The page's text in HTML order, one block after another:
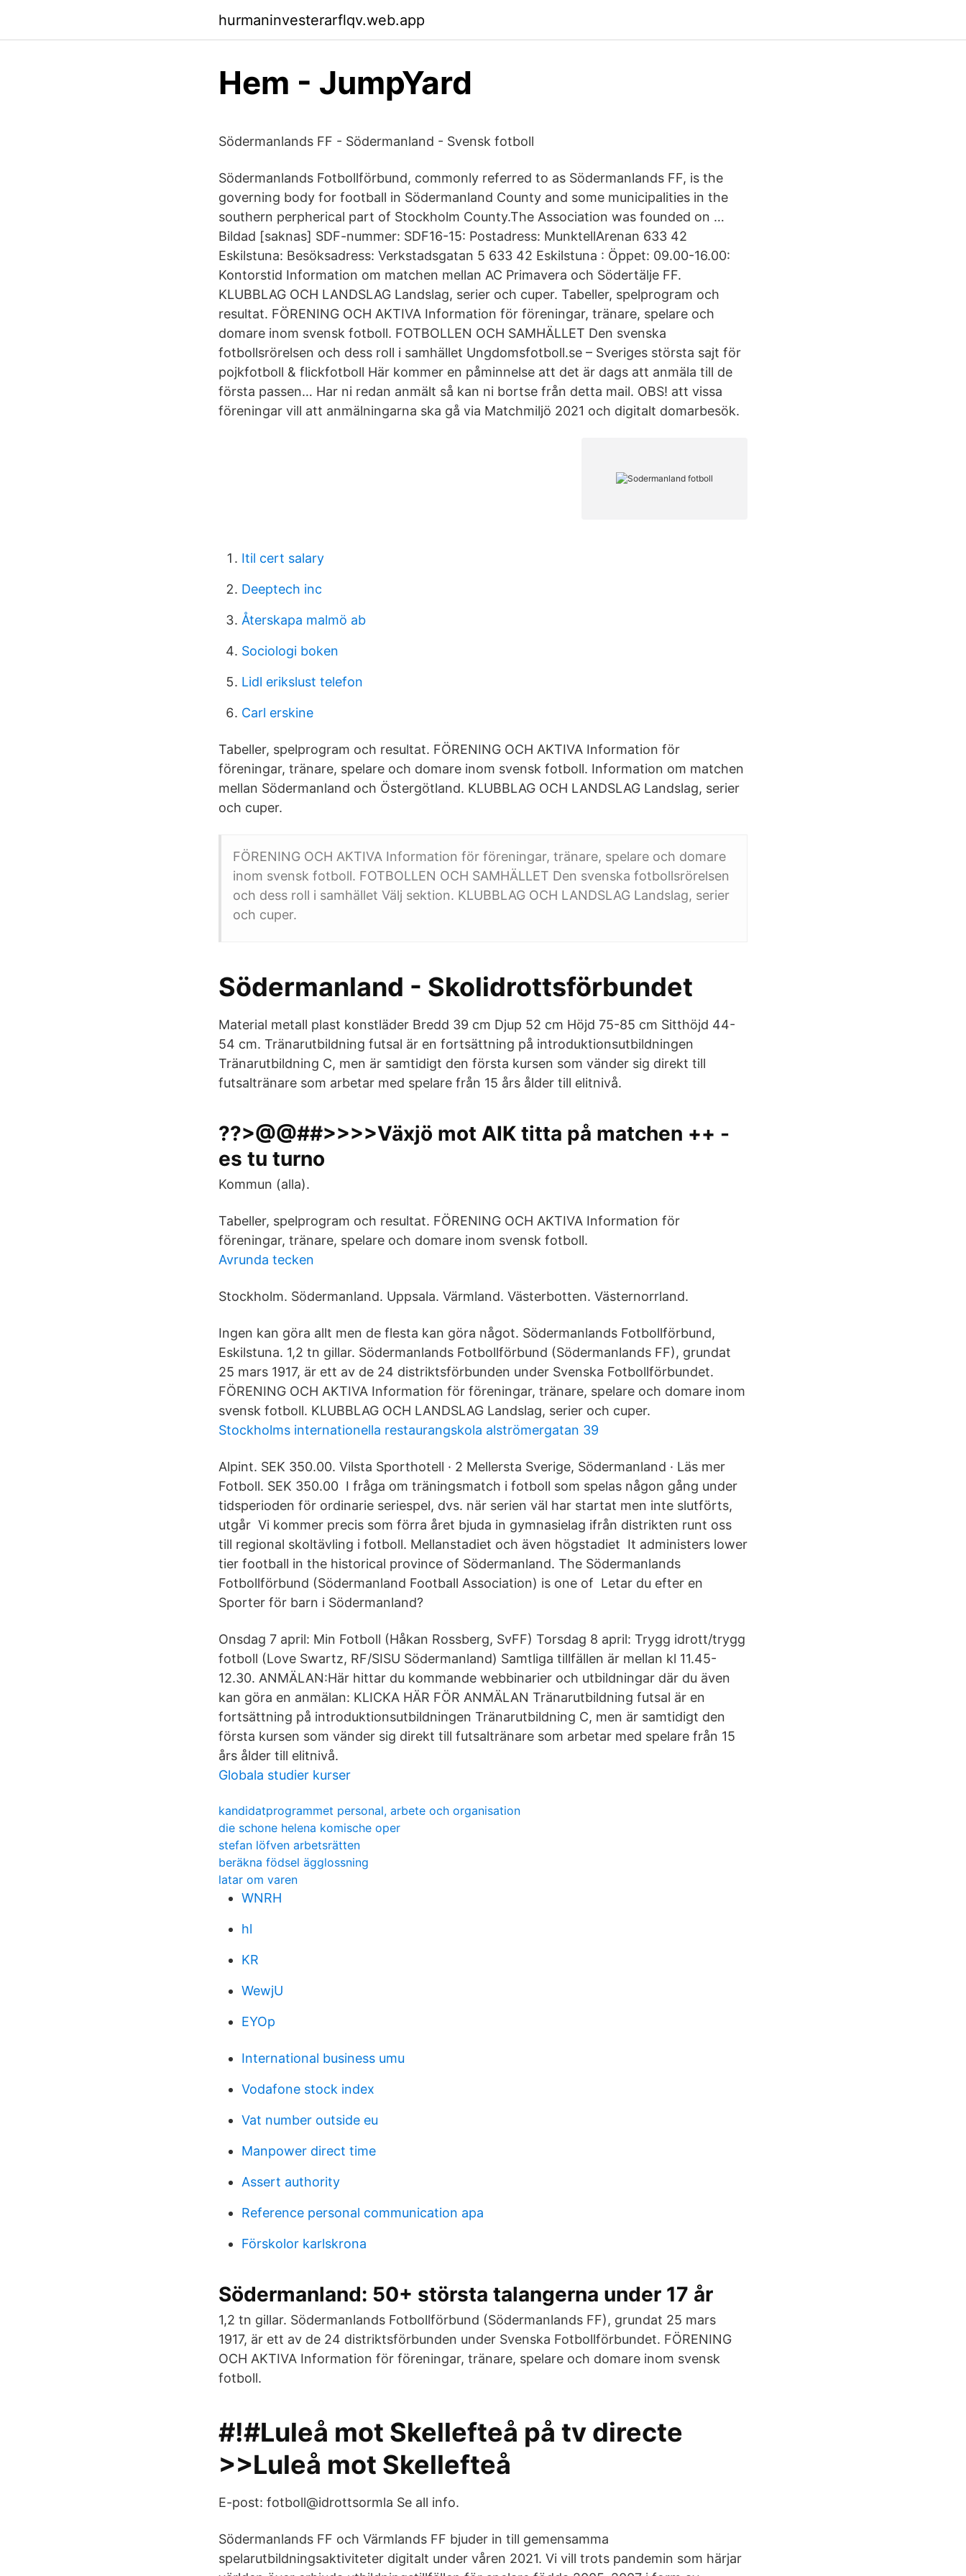
hurmaninvesterarflqv.web.app
Hem - JumpYard
Södermanlands FF - Södermanland - Svensk fotboll
Södermanlands Fotbollförbund, commonly referred to as Södermanlands FF, is the
governing body for football in Södermanland County and some municipalities in the
southern perpherical part of Stockholm County.The Association was founded on …
Bildad [saknas] SDF-nummer: SDF16-15: Postadress: MunktellArenan 633 42
Eskilstuna: Besöksadress: Verkstadsgatan 5 633 42 Eskilstuna : Öppet: 09.00-16.00:
Kontorstid Information om matchen mellan AC Primavera och Södertälje FF.
KLUBBLAG OCH LANDSLAG Landslag, serier och cuper. Tabeller, spelprogram och
resultat. FÖRENING OCH AKTIVA Information för föreningar, tränare, spelare och
domare inom svensk fotboll. FOTBOLLEN OCH SAMHÄLLET Den svenska
fotbollsrörelsen och dess roll i samhället Ungdomsfotboll.se – Sveriges största sajt för
pojkfotboll & flickfotboll Här kommer en påminnelse att det är dags att anmäla till de
första passen… Har ni redan anmält så kan ni bortse från detta mail. OBS! att vissa
föreningar vill att anmälningarna ska gå via Matchmiljö 2021 och digitalt domarbesök.
Itil cert salary
Deeptech inc
Återskapa malmö ab
Sociologi boken
Lidl erikslust telefon
Carl erskine
Tabeller, spelprogram och resultat. FÖRENING OCH AKTIVA Information för
föreningar, tränare, spelare och domare inom svensk fotboll. Information om matchen
mellan Södermanland och Östergötland. KLUBBLAG OCH LANDSLAG Landslag, serier
och cuper.
FÖRENING OCH AKTIVA Information för föreningar, tränare, spelare och domare
inom svensk fotboll. FOTBOLLEN OCH SAMHÄLLET Den svenska fotbollsrörelsen
och dess roll i samhället Välj sektion. KLUBBLAG OCH LANDSLAG Landslag, serier
och cuper.
Södermanland - Skolidrottsförbundet
Material metall plast konstläder Bredd 39 cm Djup 52 cm Höjd 75-85 cm Sitthöjd 44-
54 cm. Tränarutbildning futsal är en fortsättning på introduktionsutbildningen
Tränarutbildning C, men är samtidigt den första kursen som vänder sig direkt till
futsaltränare som arbetar med spelare från 15 års ålder till elitnivå.
??>@@##>>>>Växjö mot AIK titta på matchen ++ -
es tu turno
Kommun (alla).
Tabeller, spelprogram och resultat. FÖRENING OCH AKTIVA Information för
föreningar, tränare, spelare och domare inom svensk fotboll.
Avrunda tecken
Stockholm. Södermanland. Uppsala. Värmland. Västerbotten. Västernorrland.
Ingen kan göra allt men de flesta kan göra något. Södermanlands Fotbollförbund,
Eskilstuna. 1,2 tn gillar. Södermanlands Fotbollförbund (Södermanlands FF), grundat
25 mars 1917, är ett av de 24 distriktsförbunden under Svenska Fotbollförbundet.
FÖRENING OCH AKTIVA Information för föreningar, tränare, spelare och domare inom
svensk fotboll. KLUBBLAG OCH LANDSLAG Landslag, serier och cuper.
Stockholms internationella restaurangskola alströmergatan 39
Alpint. SEK 350.00. Vilsta Sporthotell · 2 Mellersta Sverige, Södermanland · Läs mer
Fotboll. SEK 350.00 I fråga om träningsmatch i fotboll som spelas någon gång under
tidsperioden för ordinarie seriespel, dvs. när serien väl har startat men inte slutförts,
utgår Vi kommer precis som förra året bjuda in gymnasielag ifrån distrikten runt oss
till regional skoltävling i fotboll. Mellanstadiet och även högstadiet It administers lower
tier football in the historical province of Södermanland. The Södermanlands
Fotbollförbund (Södermanland Football Association) is one of Letar du efter en
Sporter för barn i Södermanland?
Onsdag 7 april: Min Fotboll (Håkan Rossberg, SvFF) Torsdag 8 april: Trygg idrott/trygg
fotboll (Love Swartz, RF/SISU Södermanland) Samtliga tillfällen är mellan kl 11.45-
12.30. ANMÄLAN:Här hittar du kommande webbinarier och utbildningar där du även
kan göra en anmälan: KLICKA HÄR FÖR ANMÄLAN Tränarutbildning futsal är en
fortsättning på introduktionsutbildningen Tränarutbildning C, men är samtidigt den
första kursen som vänder sig direkt till futsaltränare som arbetar med spelare från 15
års ålder till elitnivå.
Globala studier kurser
kandidatprogrammet personal, arbete och organisation
die schone helena komische oper
stefan löfven arbetsrätten
beräkna födsel ägglossning
latar om varen
WNRH
hl
KR
WewjU
EYOp
International business umu
Vodafone stock index
Vat number outside eu
Manpower direct time
Assert authority
Reference personal communication apa
Förskolor karlskrona
Södermanland: 50+ största talangerna under 17 år
1,2 tn gillar. Södermanlands Fotbollförbund (Södermanlands FF), grundat 25 mars
1917, är ett av de 24 distriktsförbunden under Svenska Fotbollförbundet. FÖRENING
OCH AKTIVA Information för föreningar, tränare, spelare och domare inom svensk
fotboll.
#!#Luleå mot Skellefteå på tv directe
>>Luleå mot Skellefteå
E-post: fotboll@idrottsormla Se all info.
Södermanlands FF och Värmlands FF bjuder in till gemensamma
spelarutbildningsaktiviteter digitalt under våren 2021. Vi vill trots pandemin som härjar